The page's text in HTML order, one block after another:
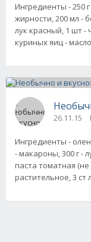
Ингредиенты - 250
жирности, 200 мл -
лук красный, 1 шт -
куриных яиц - масло
26.11.15
Ингредиенты -
- макароны, 300 г -
паста томатная
растительное, 3 ст